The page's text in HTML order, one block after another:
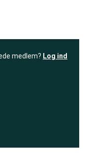
medlem? Log ind